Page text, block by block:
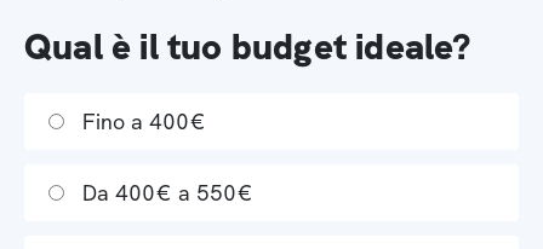
Qual è il tuo budget ideale?
Fino a 400€
Da 400€ a 550€